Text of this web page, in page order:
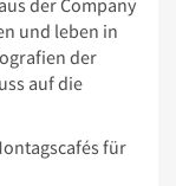
der Company
und leben in
der
auf die
für